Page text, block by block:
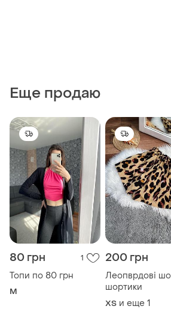
Еще продаю
80 грн 1
Топи по 80 грн
M
200 грн
Леопврдові
шортики
ХS и еще 1